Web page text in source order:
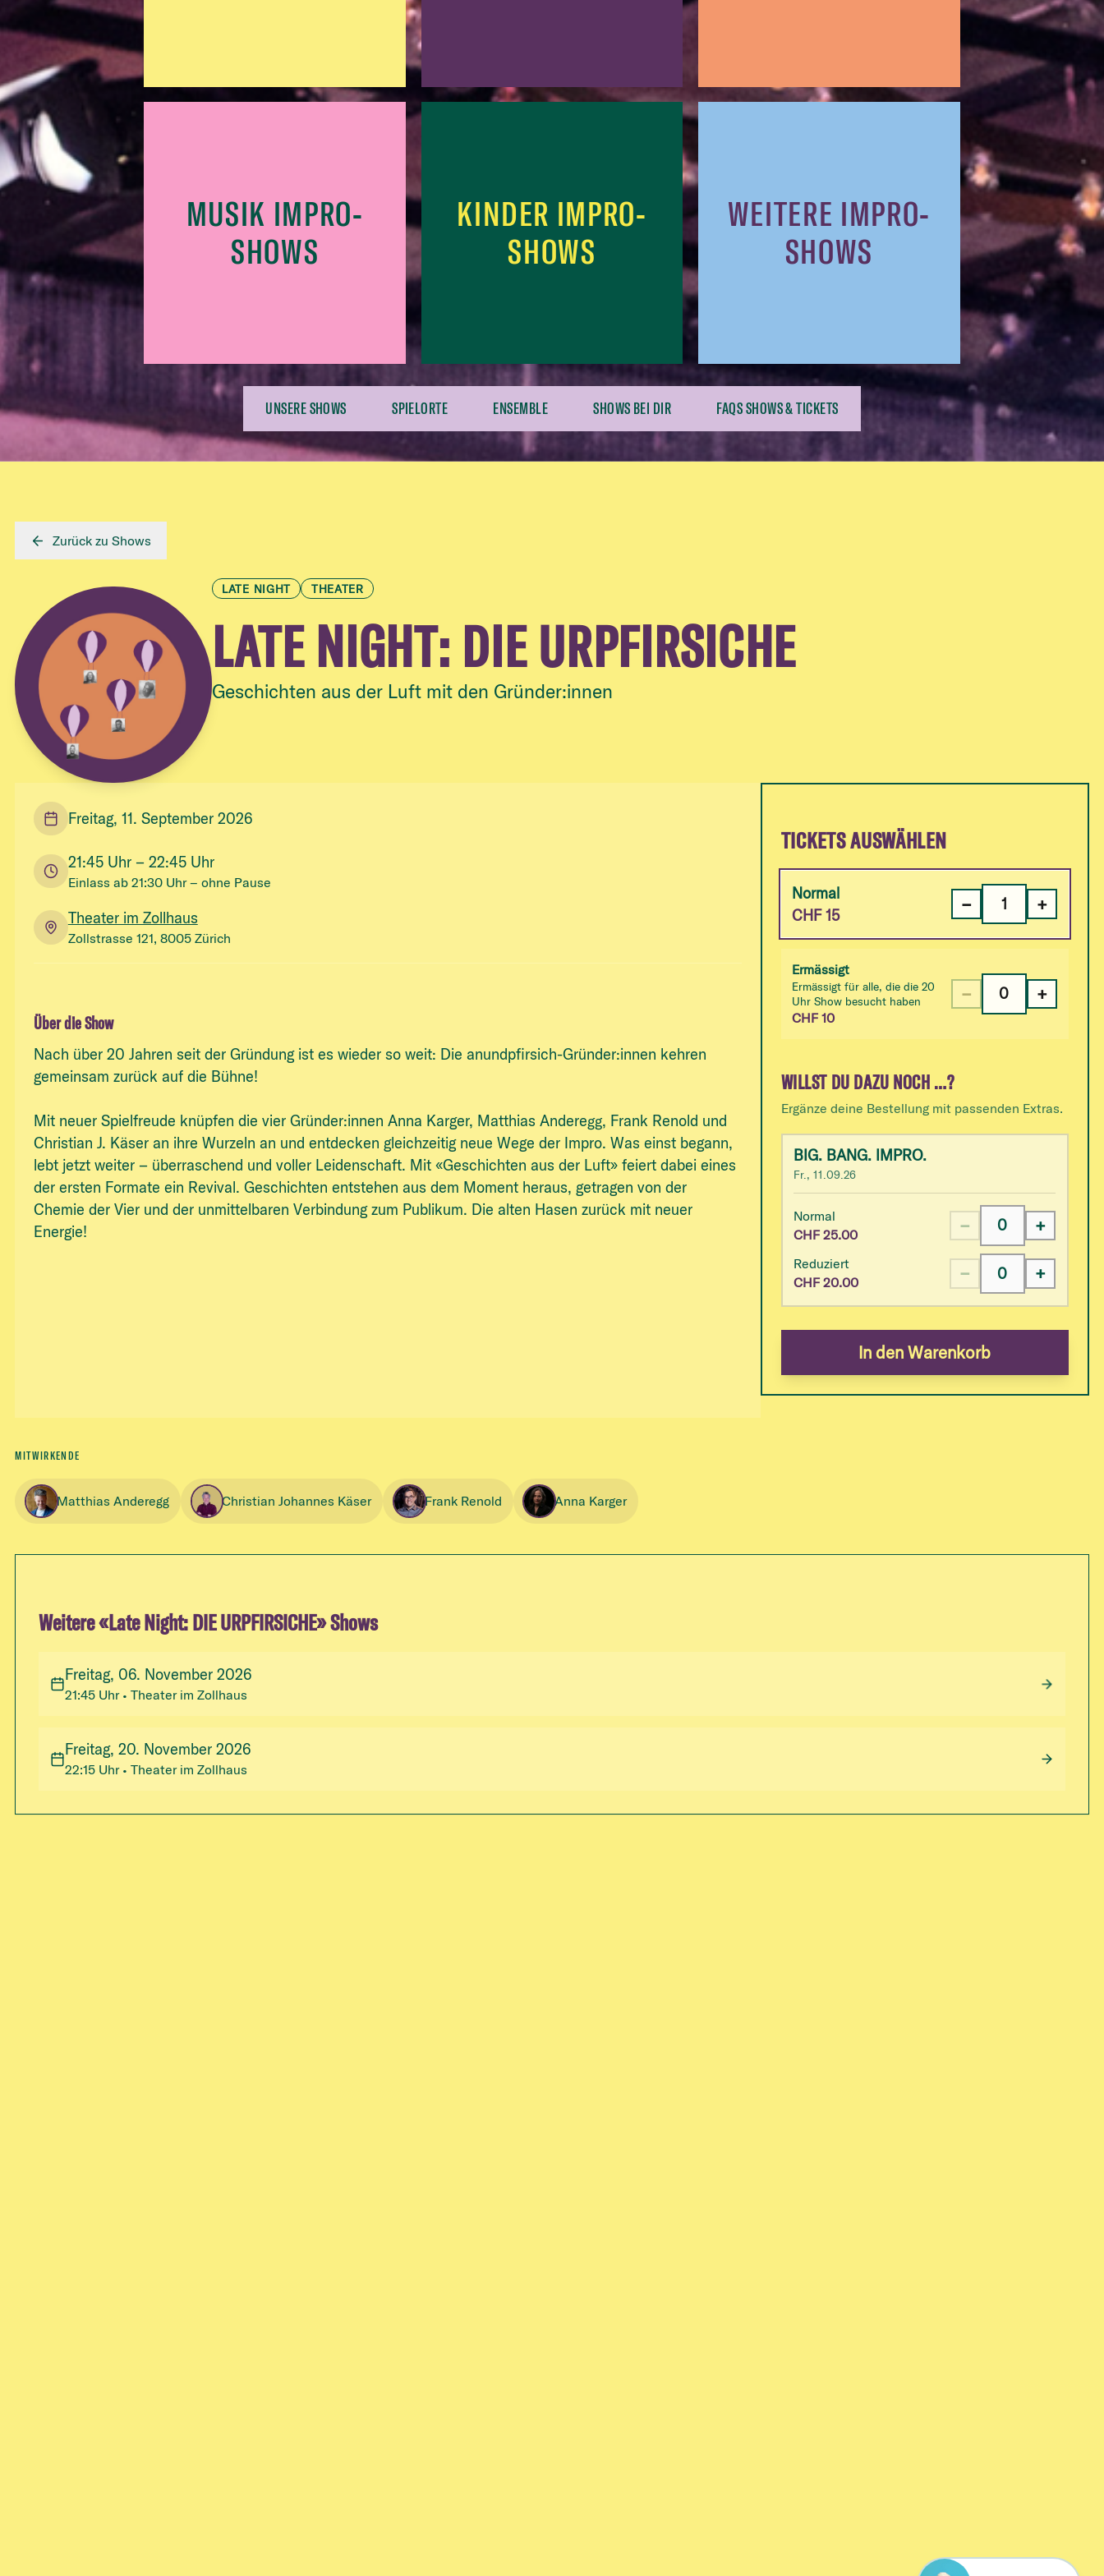
MUSIK IMPRO-
SHOWS
KINDER IMPRO-
SHOWS
WEITERE IMPRO-
SHOWS
UNSERE SHOWS SPIELORTE ENSEMBLE SHOWS BEI DIR FAQS SHOWS & TICKETS
Zurück zu Shows
LATE NIGHT THEATER
LATE NIGHT: DIE URPFIRSICHE
Geschichten aus der Luft mit den Gründer:innen
Freitag, 11. September 2026
21:45Uhr– 22:45 Uhr
Einlass ab 21:30Uhr– ohne Pause
Theater im Zollhaus
Zollstrasse 121, 8005 Zürich
Über die Show
Nach über 20 Jahren seit der Gründung ist es wieder so weit: Die anundpfirsich-Gründer:innen kehren
gemeinsam zurück auf die Bühne!
Mit neuer Spielfreude knüpfen die vier Gründer:innen Anna Karger, Matthias Anderegg, Frank Renold und
Christian J. Käser an ihre Wurzeln an und entdecken gleichzeitig neue Wege der Impro. Was einst begann,
lebt jetzt weiter – überraschend und voller Leidenschaft. Mit «Geschichten aus der Luft» feiert dabei eines
der ersten Formate ein Revival. Geschichten entstehen aus dem Moment heraus, getragen von der
Chemie der Vier und der unmittelbaren Verbindung zum Publikum. Die alten Hasen zurück mit neuer
Energie!
TICKETS AUSWÄHLEN
Normal
CHF15
− +
Ermässigt
Ermässigt für alle, die die 20
Uhr Show besucht haben
CHF10
− +
WILLST DU DAZU NOCH …?
Ergänze deine Bestellung mit passenden Extras.
BIG. BANG. IMPRO.
Fr., 11.09.26
Normal
CHF25.00 − +
Reduziert
CHF20.00 − +
In den Warenkorb
MITWIRKENDE
Matthias Anderegg Christian Johannes Käser Frank Renold Anna Karger
Weitere «Late Night: DIE URPFIRSICHE» Shows
Freitag, 06. November 2026
21:45 Uhr• Theater im Zollhaus
Freitag, 20. November 2026
22:15 Uhr• Theater im Zollhaus